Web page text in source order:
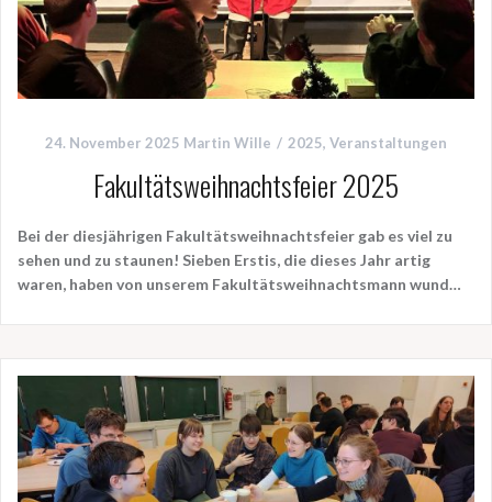
24. November 2025 Martin Wille 2025, Veranstaltungen
Fakultätsweihnachtsfeier 2025
Bei der diesjährigen Fakultätsweihnachtsfeier gab es viel zu
sehen und zu staunen! Sieben Erstis, die dieses Jahr artig
waren, haben von unserem Fakultätsweihnachtsmann wund…